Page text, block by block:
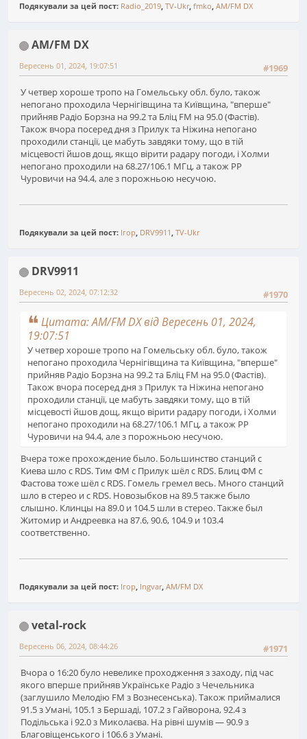
Подякували за цей пост: Radio_2019, TV-Ukr, fmko, AM/FM DX
AM/FM DX
#1969
Вересень 01, 2024, 19:07:51
У четвер хороше тропо на Гомельську обл. було, також
непогано проходила Чернігівщина та Київщина, "вперше"
прийняв Радіо Борзна на 99.2 та Бліц FM на 95.0 (Фастів).
Також вчора посеред дня з Прилук та Ніжина непогано
проходили станції, це мабуть завдяки тому, що в тій
місцевості йшов дощ, якщо вірити радару погоди, і Холми
непогано проходили на 68.27/106.1 МГц, а також РР
Чуровичи на 94.4, але з порожньою несучою.
Подякували за цей пост: Ігор DRV9911 TV-Ukr
DRV9911
#1970
Вересень 02, 2024, 07:12:32
Цитата: AM/FM DX від Вересень 01, 2024,
19:07:51
У четвер хороше тропо на Гомельську обл. було, також
непогано проходила Чернігівщина та Київщина, "вперше"
прийняв Радіо Борзна на 99.2 та Бліц FM на 95.0 (Фастів).
Також вчора посеред дня з Прилук та Ніжина непогано
проходили станції, це мабуть завдяки тому, що в тій
місцевості йшов дощ, якщо вірити радару погоди, і Холми
непогано проходили на 68.27/106.1 МГц, а також РР
Чуровичи на 94.4, але з порожньою несучою.
Вчера тоже прохождение было. Большинство станций с
Киева шло с RDS. Тим ФМ с Прилук шёл с RDS. Блиц ФМ с
Фастова тоже шёл с RDS. Гомель гремел весь. Много станций
шло в стерео и с RDS. Новозыбков на 89.5 также было
слышно. Клинцы на 89.0 и 104.5 шли в стерео. Также был
Житомир и Андреевка на 87.6, 90.6, 104.9 и 103.4
соответственно.
Подякували за цей пост: Ігор, Ingvar, AM/FM DX
vetal-rock
#1971
Вересень 06, 2024, 08:44:26
Вчора о 16:20 було невелике проходження з заходу, під час
якого вперше прийняв Українське Радіо з Чечельника
(заглушило Мелодію FM з Вознесенська). Також приймалися
91.5 з Умані, 105.1 з Бершаді, 107.2 з Гайворона, 92.4 з
Подільська і 92.0 з Миколаєва. На рівні шумів — 90.9 з
Благовіщенського і 106.6 з Умані.